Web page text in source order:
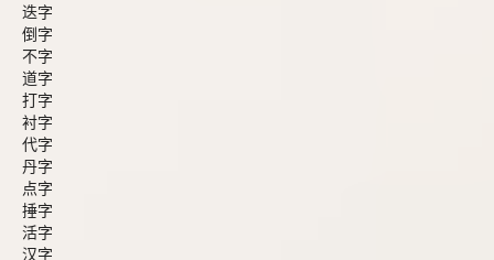
迭字
倒字
不字
道字
打字
衬字
代字
丹字
点字
捶字
活字
汉字